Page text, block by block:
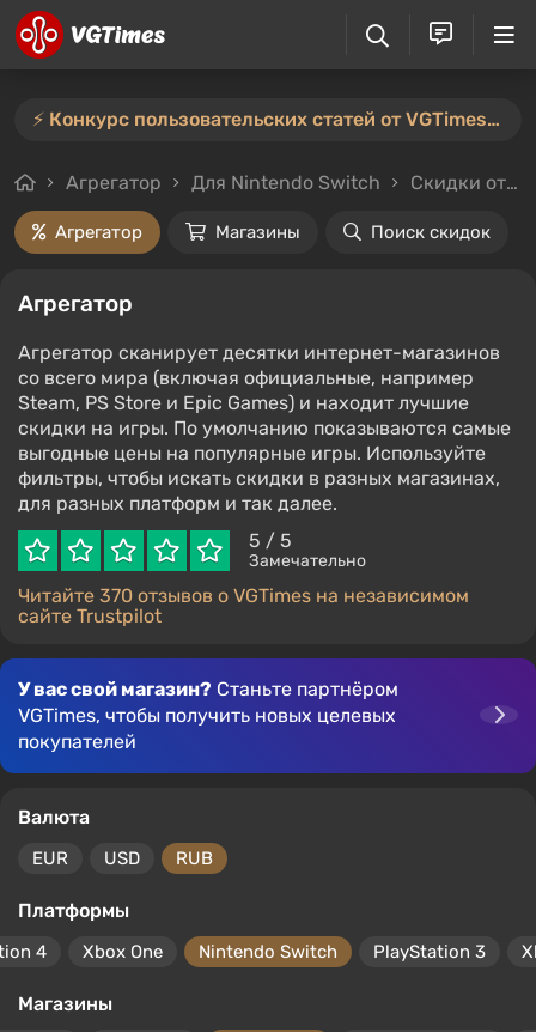
⚡️ Конкурс пользовательских статей от VGTimes продлён — участвуйте тут ⚡️
Агрегатор Для Nintendo Switch Скидки от 3%
Агрегатор Магазины Поиск скидок
Агрегатор
Агрегатор сканирует десятки интернет-магазинов
со всего мира (включая официальные, например
Steam, PS Store и Epic Games) и находит лучшие
скидки на игры. По умолчанию показываются самые
выгодные цены на популярные игры. Используйте
фильтры, чтобы искать скидки в разных магазинах,
для разных платформ и так далее.
5 / 5
Замечательно
Читайте 370 отзывов о VGTimes на независимом
сайте Trustpilot
У вас свой магазин? Станьте партнёром
VGTimes, чтобы получить новых целевых
покупателей
Валюта
EUR USD RUB
Платформы
4 Xbox One Nintendo Switch PlayStation 3
Магазины